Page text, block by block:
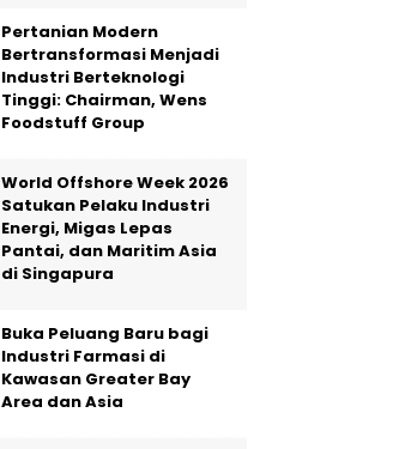
Pertanian Modern
Bertransformasi Menjadi
Industri Berteknologi
Tinggi: Chairman, Wens
Foodstuff Group
World Offshore Week 2026
Satukan Pelaku Industri
Energi, Migas Lepas
Pantai, dan Maritim Asia
di Singapura
Buka Peluang Baru bagi
Industri Farmasi di
Kawasan Greater Bay
Area dan Asia